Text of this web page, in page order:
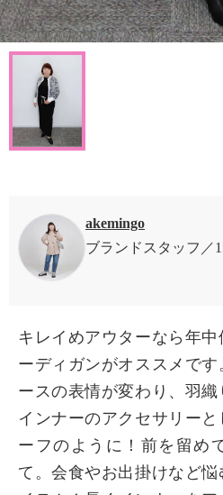
akemingo
ブランドスタッフ
キレイめアウターなら年
ーディガンがオススメで
ースの表情が変わり、羽織
インナーのアクセサリー
ーフのように！前を留め
て。会食やお出掛けなど